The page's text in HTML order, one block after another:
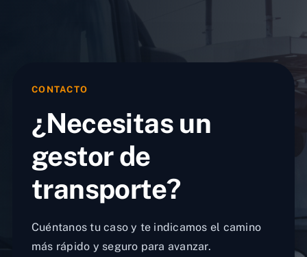
CONTACTO
¿Necesitas un
gestor de
transporte?
Cuéntanos tu caso y te indicamos el camino
más rápido y seguro para avanzar.